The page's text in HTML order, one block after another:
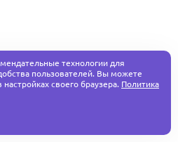
технологии для
пользователей. Вы можете
своего браузера. Политика